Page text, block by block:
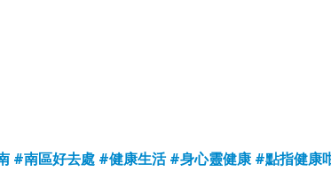
#南區好去處 #健康生活 #身心靈健康 #點指健康